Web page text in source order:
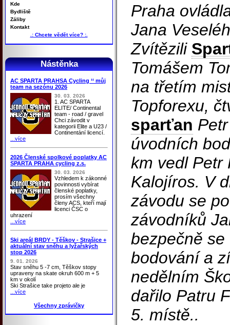
Kde
Bydliště
Záliby
Kontakt
.: Chcete vědět více? :.
Nástěnka
AC SPARTA PRAHSA Cycling ‘‘ můj
team na sezónu 2026
30. 03. 2026
1. AC SPARTA
ELITE/ Continental
team - road / gravel
Chci závodit v
kategorii Elite a U23 /
Continentání licencí.
...více
2026 Členské spolkové poplatky AC
SPARTA PRAHA cycling z.s.
30. 03. 2026
Vzhledem k zákonné
povinnosti vybírat
členské poplatky,
prosím všechny
členy ACS, kteří mají
licenci ČSC o
uhrazení
...více
Ski areál BRDY - Těškov - Strašice +
aktuální stav sněhu a lyžařských
stop 2026
9. 01. 2026
Stav sněhu 5 -7 cm, Těškov stopy
upraveny na skate okruh 600 m + 5
km v okolí
Ski Strašice take projeto ale je
...více
Všechny zprávičky
Praha
Jana
Zvítězili
Tomášem
na třetím
Topforexu,
sparťan
úvodních
km vedl Petr
Kalojíros. V
závodu se
závodníků
bezpečně
bodování a
nedělním
dařilo Patru
5. místě..